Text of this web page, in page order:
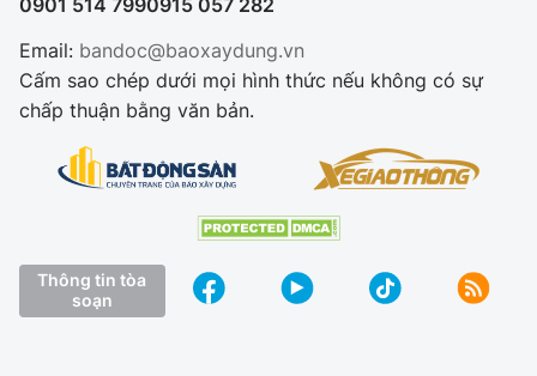
0901 514 7990915 057 282
Email: bandoc@baoxaydung.vn
Cấm sao chép dưới mọi hình thức nếu không có sự
chấp thuận bằng văn bản.
Thông tin tòa
soạn